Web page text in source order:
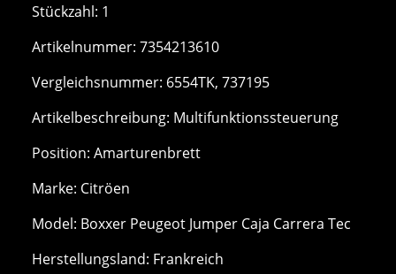
Stückzahl: 1
Artikelnummer: 7354213610
Vergleichsnummer: 6554TK, 737195
Artikelbeschreibung: Multifunktionssteuerung
Position: Amarturenbrett
Marke: Citröen
Model: Boxxer Peugeot Jumper Caja Carrera Tec
Herstellungsland: Frankreich